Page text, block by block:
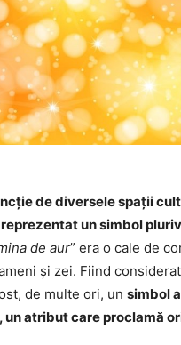
de diversele spaţii
un simbol
de aur” era o cale de
şi zei. Fiind
de multe ori, un simbol
un atribut care proclamă